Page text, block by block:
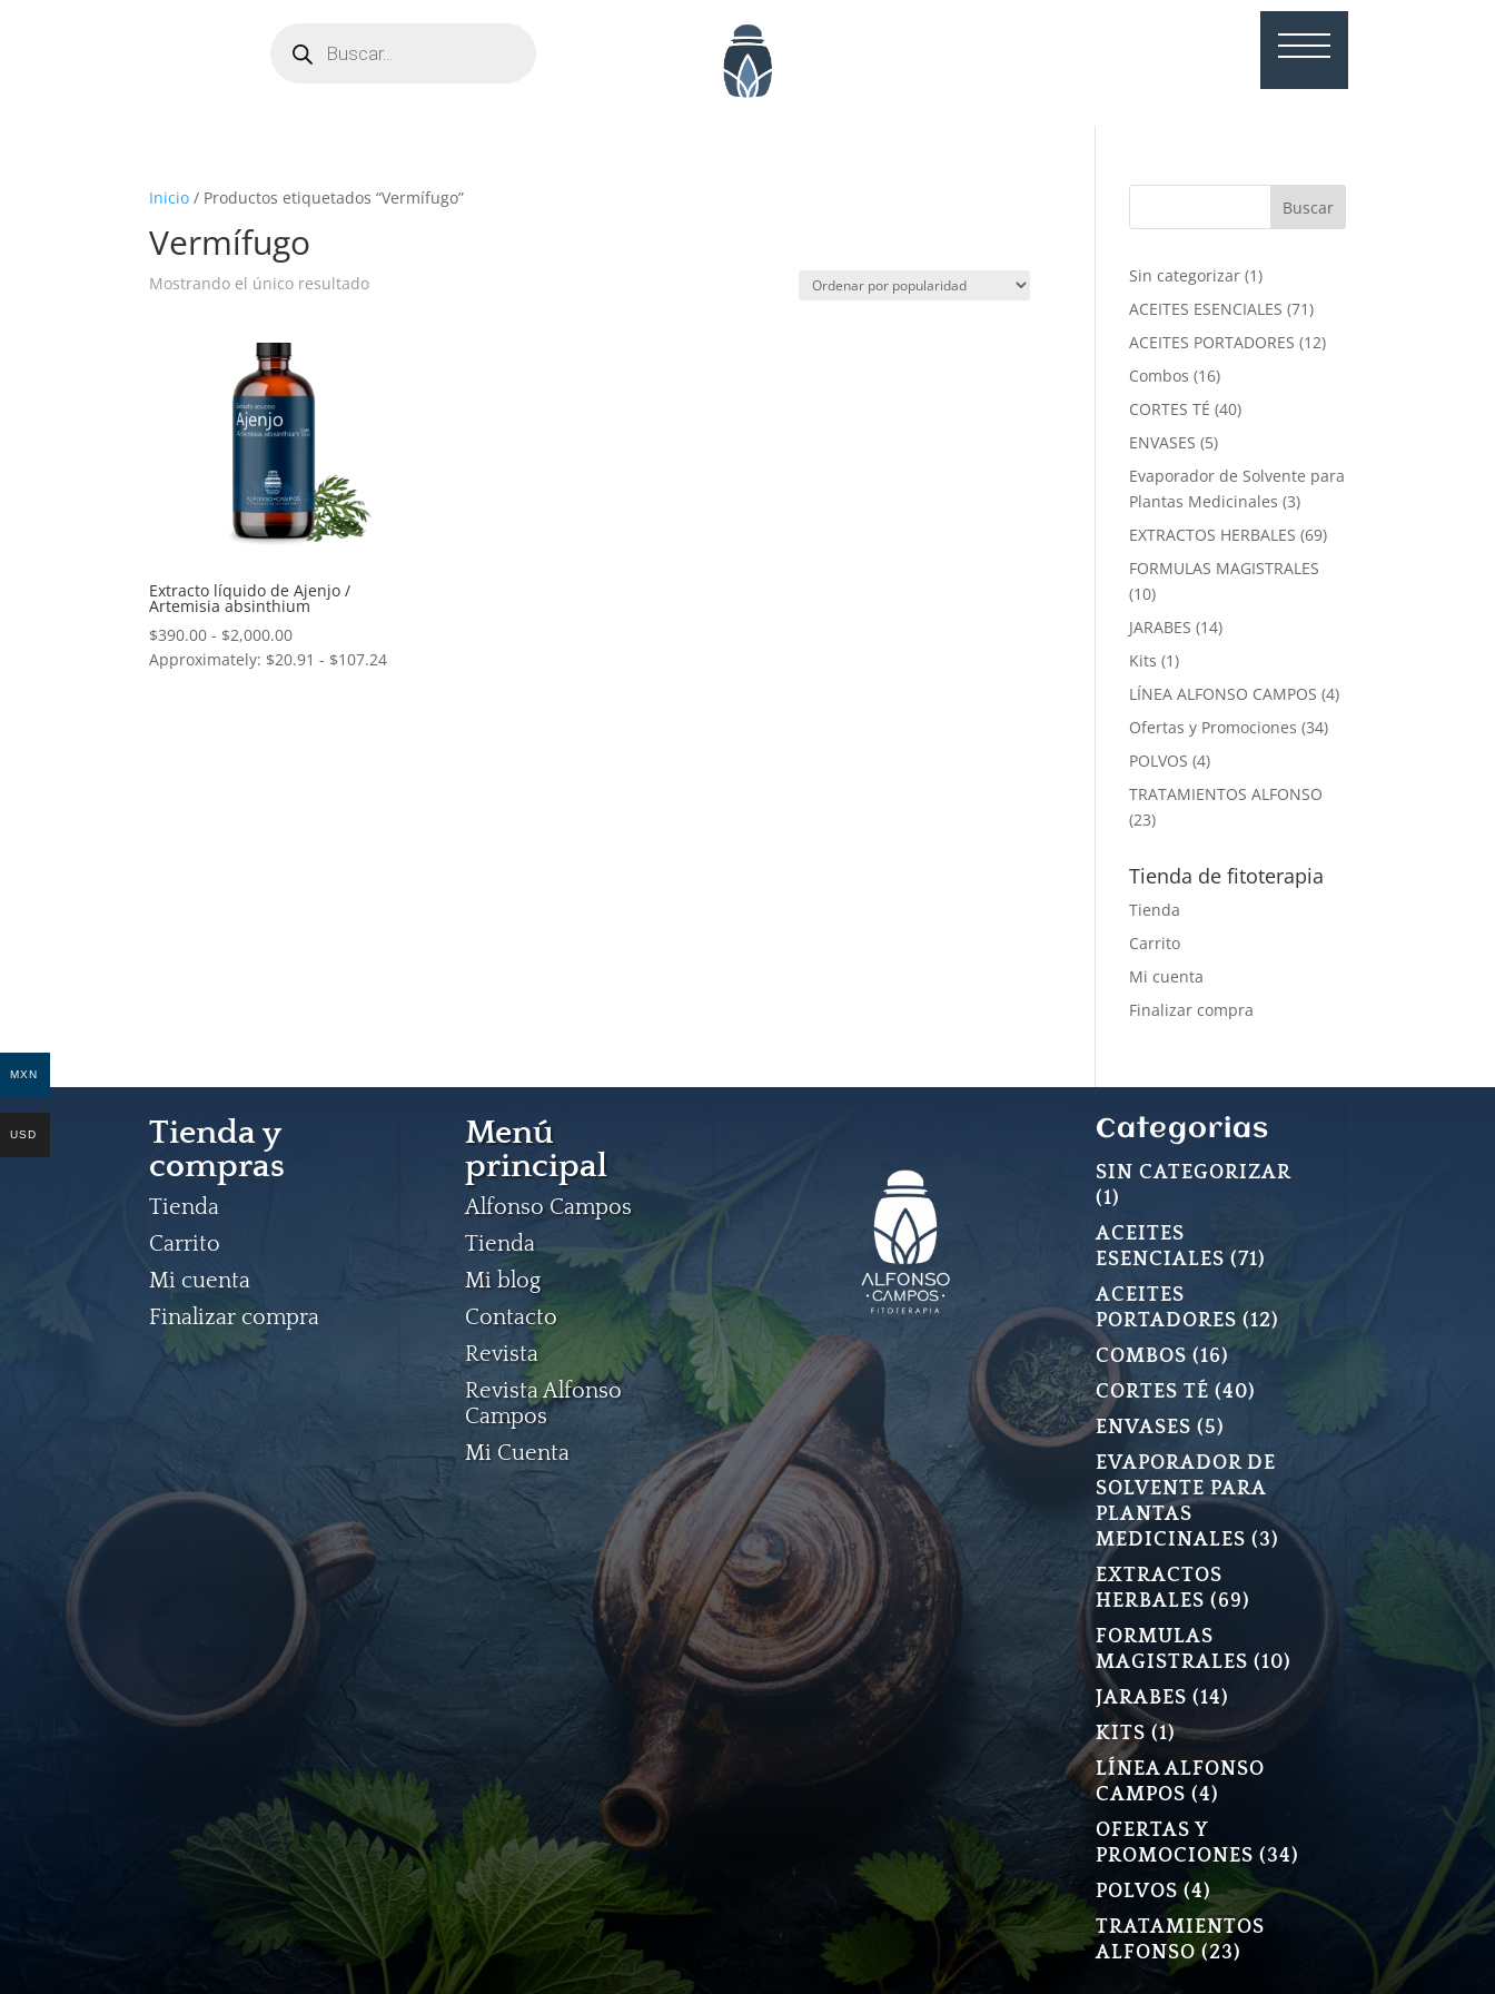
productos
Inicio / Productos etiquetados “Vermífugo”
Vermífugo
Mostrando el único resultado
Extracto líquido de Ajenjo /
Artemisia absinthium
$390.00 - $2,000.00Rango
de
Approximately: $20.91 - $107.24
Sin categorizar 11
producto
ACEITES ESENCIALES 7171
productos
ACEITES PORTADORES 1212
Combos 1616
productos
CORTES TÉ 4040
ENVASES 55
productos
Evaporador de Solvente para
Plantas Medicinales 33
productos
EXTRACTOS HERBALES 6969
FORMULAS MAGISTRALES
1010
productos
JARABES 1414
Kits 11
producto
LÍNEA ALFONSO CAMPOS 44
Ofertas y Promociones 3434
POLVOS 44
productos
TRATAMIENTOS ALFONSO
2323
Tienda de fitoterapia
Tienda
Carrito
Mi cuenta
Finalizar compra
Tienda y
compras
Tienda
Carrito
Mi cuenta
Finalizar compra
Menú
principal
Alfonso Campos
Tienda
Mi blog
Contacto
Revista
Revista Alfonso
Campos
Mi Cuenta
Categorias
SIN CATEGORIZAR
11
PRODUCTO
ACEITES
ESENCIALES
7171
ACEITES
PORTADORES
1212
COMBOS 1616
PRODUCTOS
CORTES TÉ 4040
PRODUCTOS
ENVASES 55
PRODUCTOS
EVAPORADOR DE
SOLVENTE PARA
PLANTAS
MEDICINALES
33
PRODUCTOS
EXTRACTOS
HERBALES
6969
PRODUCTOS
FORMULAS
MAGISTRALES
1010
PRODUCTOS
JARABES 1414
PRODUCTOS
KITS 11
PRODUCTO
LÍNEA ALFONSO
CAMPOS
44
OFERTAS Y
PROMOCIONES
3434
POLVOS 44
PRODUCTOS
TRATAMIENTOS
ALFONSO
2323
MXN
USD